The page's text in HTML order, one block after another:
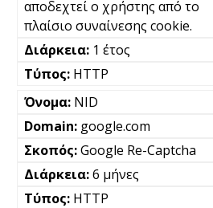
αποδεχτεί ο χρήστης από το
πλαίσιο συναίνεσης cookie.
1 έτος
HTTP
NID
google.com
Google Re-Captcha
6 μήνες
HTTP